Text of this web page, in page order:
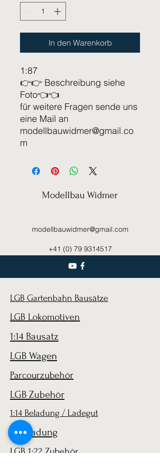
In den Warenkorb
1:87
👉👉 Beschreibung siehe
Foto👈👈
für weitere Fragen sende uns
eine Mail an
modellbauwidmer@gmail.co
m
Modellbau Widmer
modellbauwidmer@gmail.com
+41 (0) 79 9314517
LGB Gartenbahn Bausätze
LGB Lokomotiven
1:14 Bausatz
LGB Wagen
Parcourzubehör
LGB Zubehör
1:14 Beladung / Ladegut
1:14 Ladung
LGB 1:22 Zubehör